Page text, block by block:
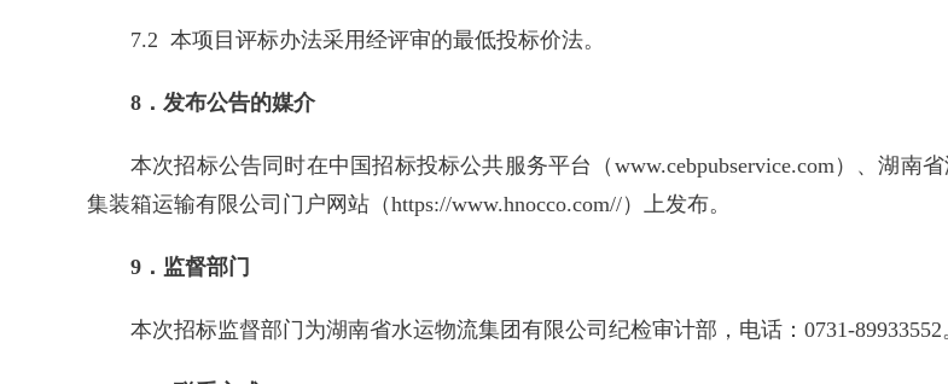
7.2 本项目评标办法采用经评审的最低投标价法。
8．发布公告的媒介
本次招标公告同时在中国招标投标公共服务平台（www.cebpubservice.com）、湖南
集装箱运输有限公司门户网站（https://www.hnocco.com//）上发布。
9．监督部门
本次招标监督部门为湖南省水运物流集团有限公司纪检审计部，电话：0731-89933552